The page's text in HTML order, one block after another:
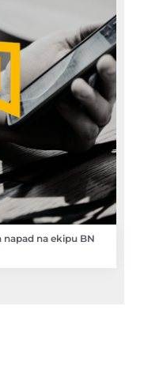
na ekipu BN